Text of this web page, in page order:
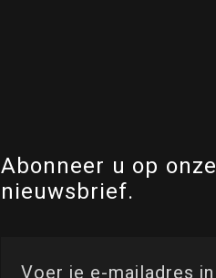
Abonneer u op onze
nieuwsbrief.